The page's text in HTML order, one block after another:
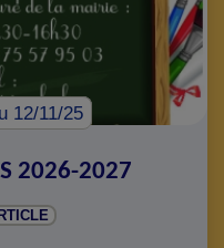
12/11/25
2026-2027